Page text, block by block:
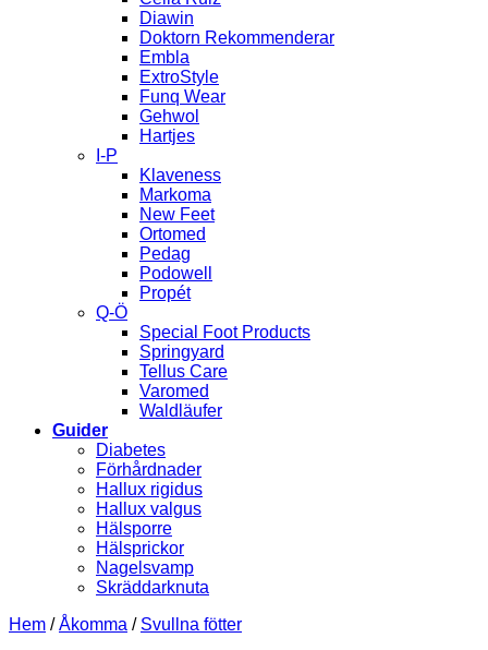
Diawin
Doktorn Rekommenderar
Embla
ExtroStyle
Funq Wear
Gehwol
Hartjes
I-P
Klaveness
Markoma
New Feet
Ortomed
Pedag
Podowell
Propét
Q-Ö
Special Foot Products
Springyard
Tellus Care
Varomed
Waldläufer
Guider
Diabetes
Förhårdnader
Hallux rigidus
Hallux valgus
Hälsporre
Hälsprickor
Nagelsvamp
Skräddarknuta
Hem / Åkomma / Svullna fötter